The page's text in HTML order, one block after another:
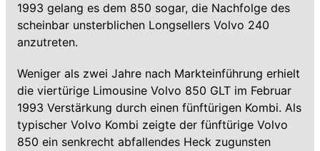
1993 gelang es dem 850 sogar, die Nachfolge des
scheinbar unsterblichen Longsellers Volvo 240
anzutreten.
Weniger als zwei Jahre nach Markteinführung erhielt
die viertürige Limousine Volvo 850 GLT im Februar
1993 Verstärkung durch einen fünftürigen Kombi. Als
typischer Volvo Kombi zeigte der fünftürige Volvo
850 ein senkrecht abfallendes Heck zugunsten